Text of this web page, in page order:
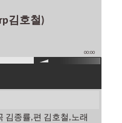
김호철)
00:00
김종률,편 김호철,노래